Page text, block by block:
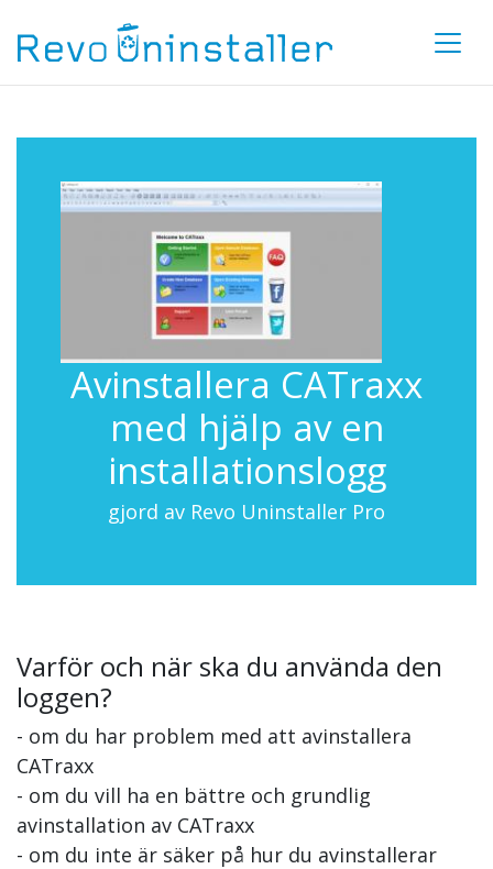
Avinstallera CATraxx
med hjälp av en
installationslogg
gjord av Revo Uninstaller Pro
Varför och när ska du använda den
loggen?
- om du har problem med att avinstallera
CATraxx
- om du vill ha en bättre och grundlig
avinstallation av CATraxx
- om du inte är säker på hur du avinstallerar